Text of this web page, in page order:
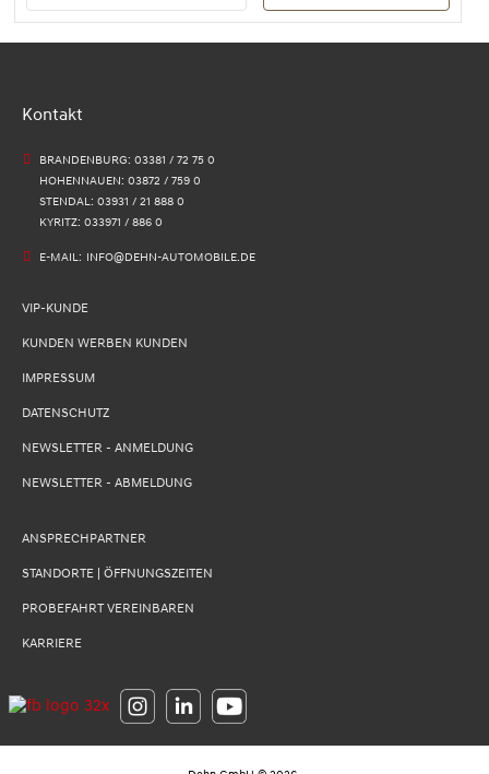
Kontakt
BRANDENBURG: 03381 / 72 75 0
HOHENNAUEN: 03872 / 759 0
STENDAL: 03931 / 21 888 0
KYRITZ: 033971 / 886 0
E-MAIL: INFO@DEHN-AUTOMOBILE.DE
VIP-KUNDE
KUNDEN WERBEN KUNDEN
IMPRESSUM
DATENSCHUTZ
NEWSLETTER - ANMELDUNG
NEWSLETTER - ABMELDUNG
ANSPRECHPARTNER
STANDORTE | ÖFFNUNGSZEITEN
PROBEFAHRT VEREINBAREN
KARRIERE